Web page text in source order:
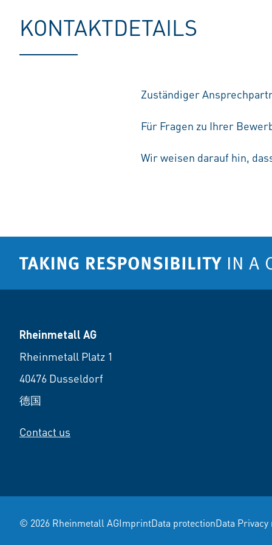
KONTAKTDETAILS
Zuständiger
Für Fragen zu Ihrer
Wir weisen darauf hin,
Rheinmetall AG
Rheinmetall Platz 1
40476 Dusseldorf
德国
Contact us
© 2026 Rheinmetall AGImprintData protectionData